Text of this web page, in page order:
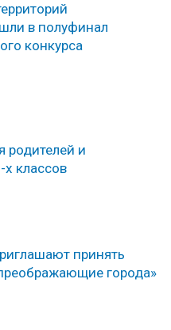
в полуфинал
конкурса
родителей и
х классов
принять
города»